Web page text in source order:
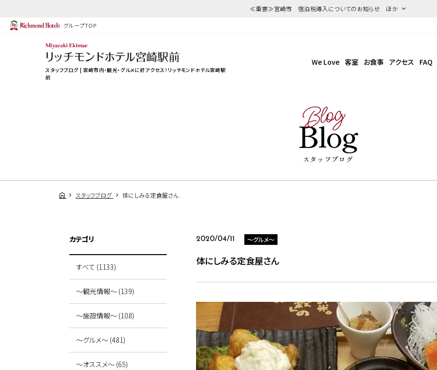
≪重要≫宮崎市 宿泊税導入についてのお知らせ ほか
グループTOP
スタッフブログ | 宮崎市内・観光・グルメに好アクセス！リッチモンドホテル宮崎駅
前
We Love 客室 お食事 アクセス FAQ
Blog
Blog
スタッフブログ
スタッフブログ 体にしみる定食屋さん
2020/04/11 ～グルメ～
体にしみる定食屋さん
カテゴリ
すべて (1133)
～観光情報～ (139)
～施設情報～ (108)
～グルメ～ (481)
～オススメ～ (65)